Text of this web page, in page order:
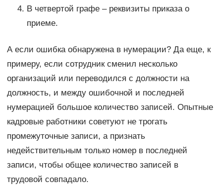
В четвертой графе – реквизиты приказа о
приеме.
А если ошибка обнаружена в нумерации? Да еще, к
примеру, если сотрудник сменил несколько
организаций или переводился с должности на
должность, и между ошибочной и последней
нумерацией большое количество записей. Опытные
кадровые работники советуют не трогать
промежуточные записи, а признать
недействительным только номер в последней
записи, чтобы общее количество записей в
трудовой совпадало.